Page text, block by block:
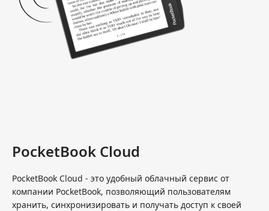
PocketBook Cloud
PocketBook Cloud - это удобный облачный сервис от
компании PocketBook, позволяющий пользователям
хранить, синхронизировать и получать доступ к своей